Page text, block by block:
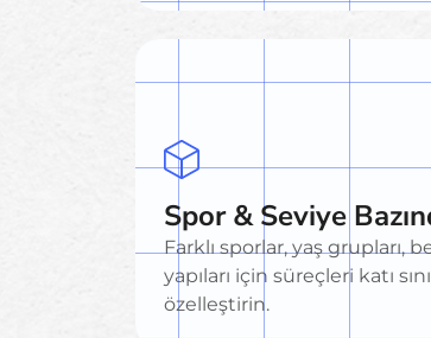
Spor & Seviye
Farklı sporlar, yaş grupları,
yapıları için süreçleri katı
özelleştirin.